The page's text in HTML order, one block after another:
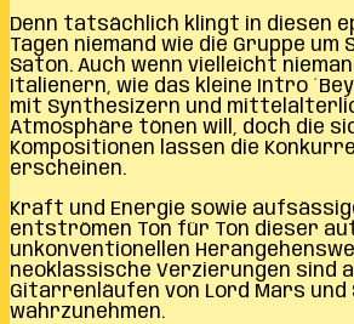
Denn tatsächlich klingt in diesen
Tagen niemand wie die Gruppe um
Saton. Auch wenn vielleicht
Italienern, wie das kleine Intro
mit Synthesizern und
Atmosphäre tönen will, doch die
Kompositionen lassen die
erscheinen.
Kraft und Energie sowie
entströmen Ton für Ton dieser
unkonventionellen
neoklassische Verzierungen sind
Gitarrenläufen von Lord Mars und
wahrzunehmen.